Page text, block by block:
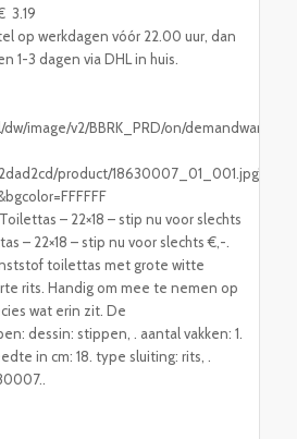
3.19
op werkdagen vóór 22.00 uur, dan
1-3 dagen via DHL in huis.
image/v2/BBRK_PRD/on/
product/18630007_01_001.jpg?
– 22×18 – stip nu voor slechts
– 22×18 – stip nu voor slechts €,-.
toilettas met grote witte
rits. Handig om mee te nemen op
wat erin zit. De
dessin: stippen, . aantal vakken: 1.
in cm: 18. type sluiting: rits, .